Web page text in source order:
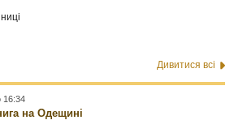
Дивитися всі
16:34
на Одещині